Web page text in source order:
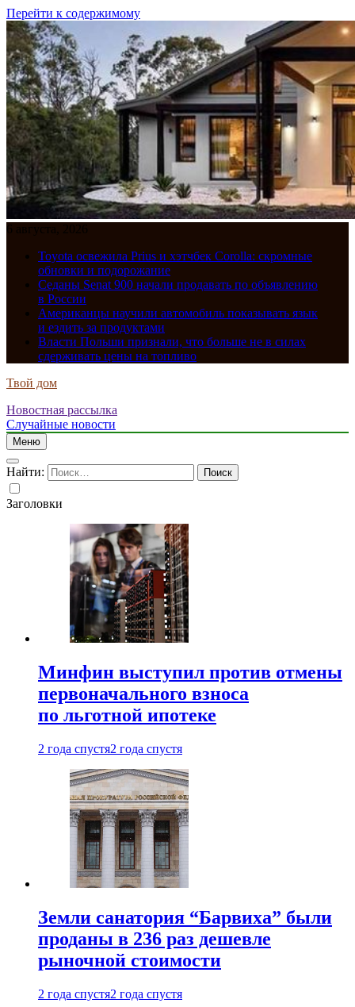
Перейти к содержимому
6 августа, 2026
Toyota освежила Prius и хэтчбек Corolla: скромные
обновки и подорожание
Седаны Senat 900 начали продавать по объявлению
в России
Американцы научили автомобиль показывать язык
и ездить за продуктами
Власти Польши признали, что больше не в силах
сдерживать цены на топливо
Твой дом
Новостная рассылка
Случайные новости
Меню
Найти:
Заголовки
Минфин выступил против отмены
первоначального взноса
по льготной ипотеке
2 года спустя2 года спустя
Земли санатория “Барвиха” были
проданы в 236 раз дешевле
рыночной стоимости
2 года спустя2 года спустя